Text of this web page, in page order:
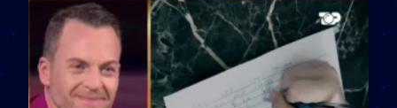
mungojë zilja e mëngjesit kur…